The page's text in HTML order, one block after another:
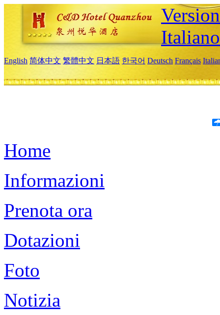
Italiano
English 简体中文 繁體中文 日本語 한국어 Deutsch Français
Home
Informazioni
Prenota ora
Dotazioni
Foto
Notizia